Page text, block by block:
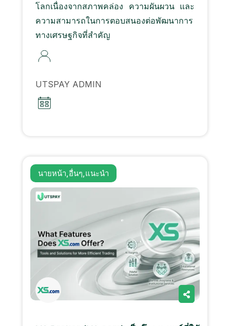
โลกเนื่องจากสภาพคล่อง ความผันผวน และ
ความสามารถในการตอบสนองต่อพัฒนาการ
ทางเศรษฐกิจที่สำคัญ
UTSPAY ADMIN
นายหน้า,อื่นๆ,แนะนำ